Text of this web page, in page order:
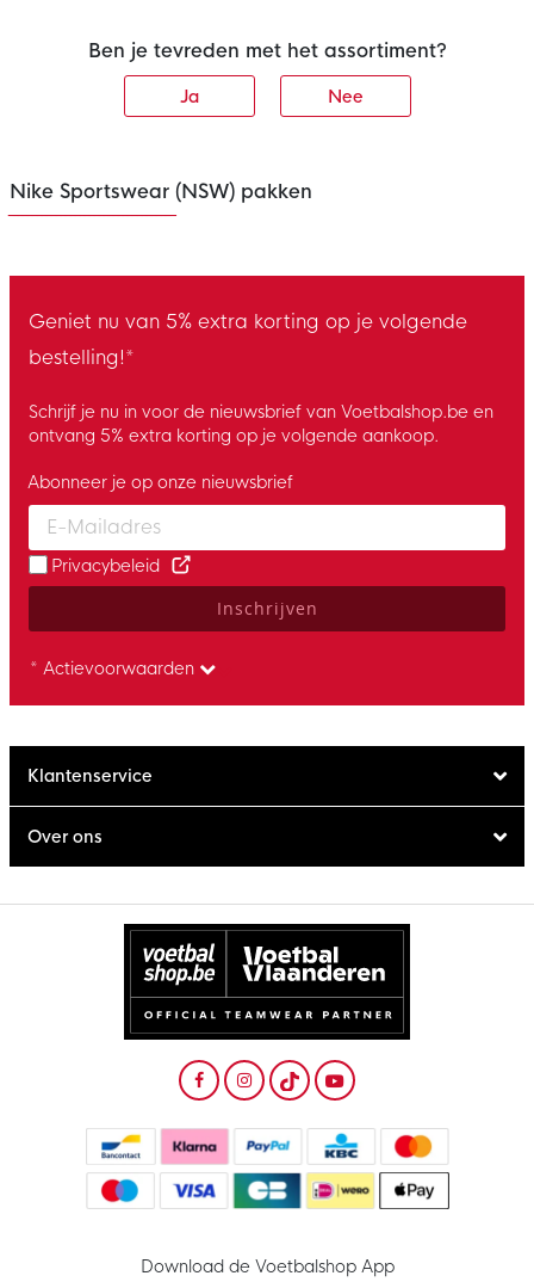
Ben je tevreden met het assortiment?
Ja Nee
Nike Sportswear (NSW) pakken
Geniet nu van 5% extra korting op je volgende
bestelling!*
Schrijf je nu in voor de nieuwsbrief van Voetbalshop.be en
ontvang 5% extra korting op je volgende aankoop.
Enter your email and accept the privacy policy to subscribe to
Abonneer je op onze nieuwsbrief
Privacybeleid
Inschrijven
* Actievoorwaarden
Klantenservice
Over ons
Download de Voetbalshop App